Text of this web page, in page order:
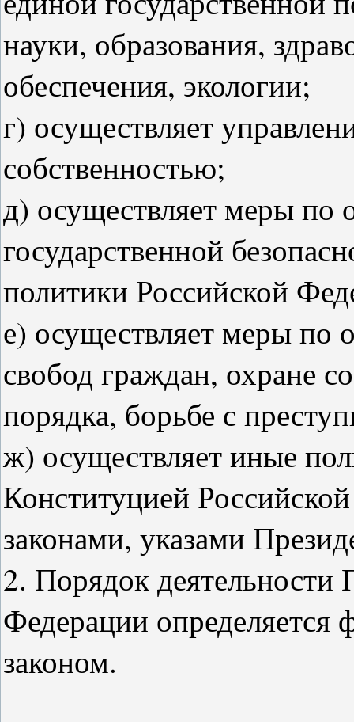
науки, образования,
обеспечения, экологии;
г) осуществляет
собственностью;
д) осуществляет меры по
государственной
политики Российской
е) осуществляет меры по
свобод граждан, охране
порядка, борьбе с
ж) осуществляет иные
Конституцией
законами, указами
2. Порядок деятельности
Федерации
законом.